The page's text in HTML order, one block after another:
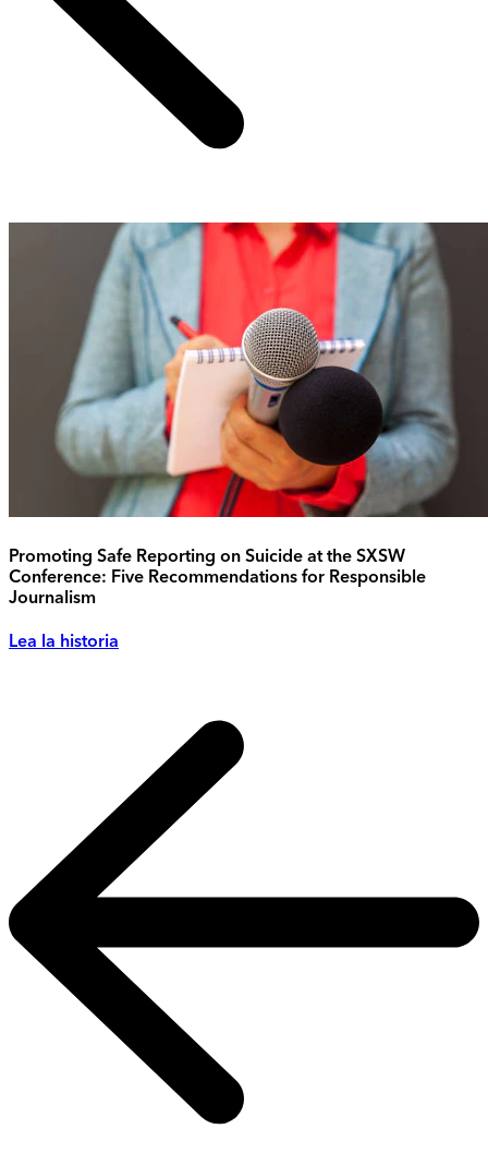
Promoting Safe Reporting on Suicide at the SXSW
Conference: Five Recommendations for Responsible
Journalism
Lea la historia